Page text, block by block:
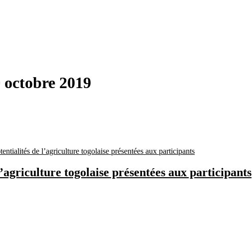
2019
togolaise présentées aux participants